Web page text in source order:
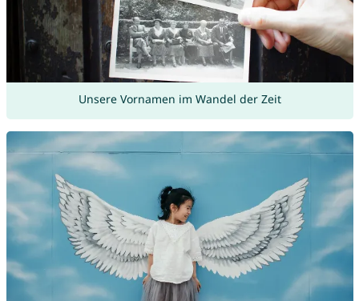
Unsere Vornamen im Wandel der Zeit